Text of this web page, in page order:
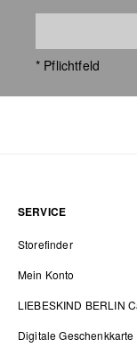
* Pflichtfeld
SERVICE
Storefinder
Mein Konto
LIEBESKIND BERLIN
Digitale Geschenkkarte